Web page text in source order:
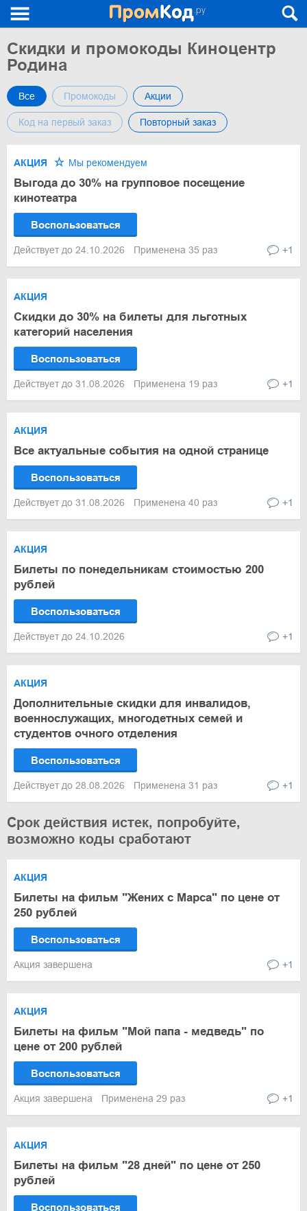
Скидки и промокоды Киноцентр
Родина
Все Промокоды Акции
Код на первый заказ Повторный заказ
АКЦИЯ Мы рекомендуем
Выгода до 30% на групповое посещение
кинотеатра
Воспользоваться
Действует до 24.10.2026 Применена 35 раз +1
АКЦИЯ
Скидки до 30% на билеты для льготных
категорий населения
Воспользоваться
Действует до 31.08.2026 Применена 19 раз +1
АКЦИЯ
Все актуальные события на одной странице
Воспользоваться
Действует до 31.08.2026 Применена 40 раз +1
АКЦИЯ
Билеты по понедельникам стоимостью 200
рублей
Воспользоваться
Действует до 24.10.2026 +1
АКЦИЯ
Дополнительные скидки для инвалидов,
военнослужащих, многодетных семей и
студентов очного отделения
Воспользоваться
Действует до 28.08.2026 Применена 31 раз +1
Срок действия истек, попробуйте,
возможно коды сработают
АКЦИЯ
Билеты на фильм "Жених с Марса" по цене от
250 рублей
Воспользоваться
Акция завершена +1
АКЦИЯ
Билеты на фильм "Мой папа - медведь" по
цене от 200 рублей
Воспользоваться
Акция завершена Применена 29 раз +1
АКЦИЯ
Билеты на фильм "28 дней" по цене от 250
рублей
Воспользоваться